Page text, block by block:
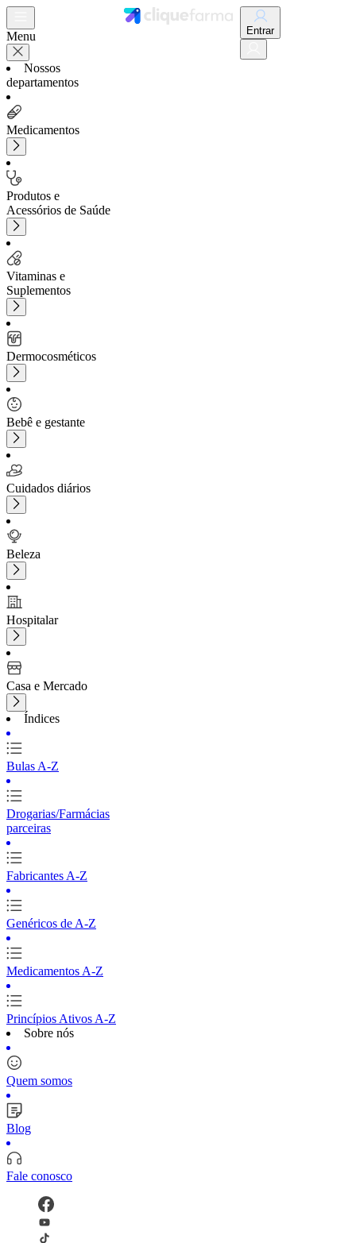
Menu
Nossos
departamentos
Medicamentos
Produtos e
Acessórios de Saúde
Vitaminas e
Suplementos
Dermocosméticos
Bebê e gestante
Cuidados diários
Beleza
Hospitalar
Casa e Mercado
Índices
Bulas A-Z
Drogarias/Farmácias
parceiras
Fabricantes A-Z
Genéricos de A-Z
Medicamentos A-Z
Princípios Ativos A-Z
Sobre nós
Quem somos
Blog
Fale conosco
Entrar